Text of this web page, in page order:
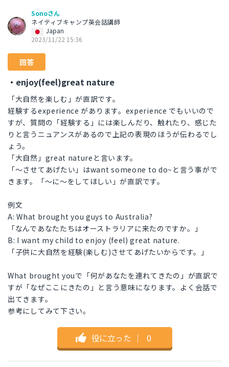
Sonoさん
ネイティブキャンプ英会話講師
Japan
2023/11/22 15:36
回答
・enjoy(feel)great nature
「大自然を楽しむ」が直訳です。
経験するexperience があります。experience でもいいので
すが、質問の「経験する」には楽しんだり、触れたり、感じた
りと言うニュアンスがあるので上記の表現のほうが伝わるでし
ょう。
「大自然」great natureと言います。
「〜させてあげたい」はwant someone to do~と言う事がで
きます。「〜に〜をしてほしい」が直訳です。
例文
A: What brought you guys to Australia?
「なんであなたたちはオーストラリアに来たのですか。」
B: I want my child to enjoy (feel) great nature.
「子供に大自然を経験(楽しむ)させてあげたいからです。」
What brought youで「何があなたを連れてきたの」が直訳で
すが「なぜここにきたの」と言う意味になります。よく会話で
出てきます。
参考にしてみて下さい。
役に立った ｜ 0